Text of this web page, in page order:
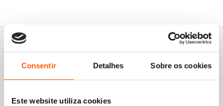
Consentir Detalhes Sobre os cookies
Este website utiliza cookies
Do mesmo autor